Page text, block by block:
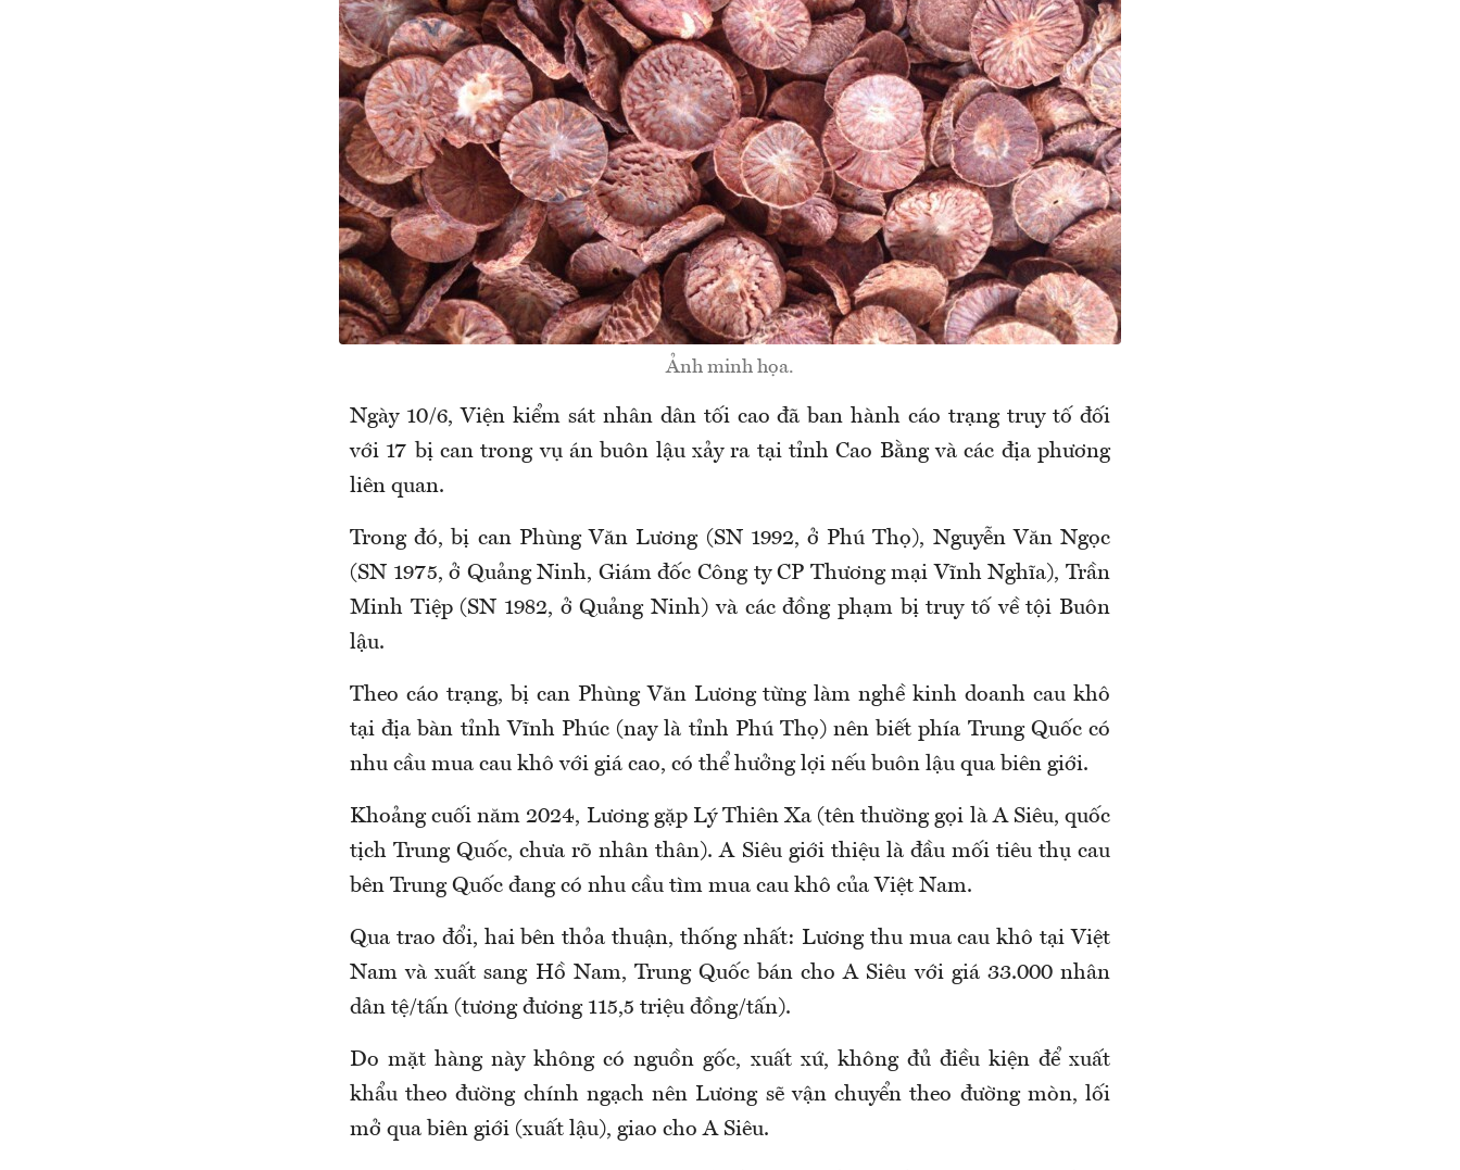
Ảnh minh họa.
Ngày 10/6, Viện kiểm sát nhân dân tối cao đã ban hành cáo trạng truy tố đối
với 17 bị can trong vụ án buôn lậu xảy ra tại tỉnh Cao Bằng và các địa phương
liên quan.
Trong đó, bị can Phùng Văn Lương (SN 1992, ở Phú Thọ), Nguyễn Văn Ngọc
(SN 1975, ở Quảng Ninh, Giám đốc Công ty CP Thương mại Vĩnh Nghĩa), Trần
Minh Tiệp (SN 1982, ở Quảng Ninh) và các đồng phạm bị truy tố về tội Buôn
lậu.
Theo cáo trạng, bị can Phùng Văn Lương từng làm nghề kinh doanh cau khô
tại địa bàn tỉnh Vĩnh Phúc (nay là tỉnh Phú Thọ) nên biết phía Trung Quốc có
nhu cầu mua cau khô với giá cao, có thể hưởng lợi nếu buôn lậu qua biên giới.
Khoảng cuối năm 2024, Lương gặp Lý Thiên Xa (tên thường gọi là A Siêu, quốc
tịch Trung Quốc, chưa rõ nhân thân). A Siêu giới thiệu là đầu mối tiêu thụ cau
bên Trung Quốc đang có nhu cầu tìm mua cau khô của Việt Nam.
Qua trao đổi, hai bên thỏa thuận, thống nhất: Lương thu mua cau khô tại Việt
Nam và xuất sang Hồ Nam, Trung Quốc bán cho A Siêu với giá 33.000 nhân
dân tệ/tấn (tương đương 115,5 triệu đồng/tấn).
Do mặt hàng này không có nguồn gốc, xuất xứ, không đủ điều kiện để xuất
khẩu theo đường chính ngạch nên Lương sẽ vận chuyển theo đường mòn, lối
mở qua biên giới (xuất lậu), giao cho A Siêu.